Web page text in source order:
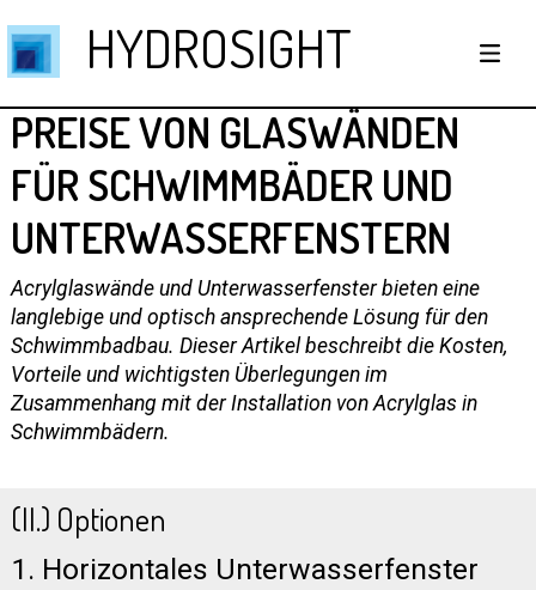
HYDROSIGHT
PREISE VON GLASWÄNDEN
FÜR SCHWIMMBÄDER UND
UNTERWASSERFENSTERN
Acrylglaswände und Unterwasserfenster bieten eine
langlebige und optisch ansprechende Lösung für den
Schwimmbadbau. Dieser Artikel beschreibt die Kosten,
Vorteile und wichtigsten Überlegungen im
Zusammenhang mit der Installation von Acrylglas in
Schwimmbädern.
(II.) Optionen
1. Horizontales Unterwasserfenster